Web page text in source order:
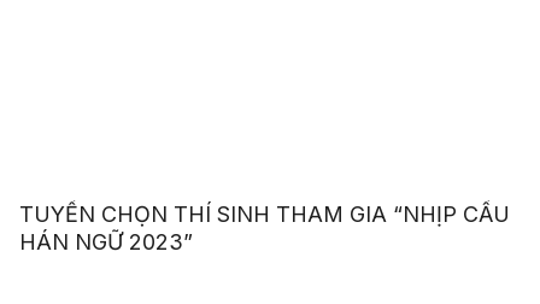
TUYỂN CHỌN THÍ SINH THAM GIA “NHỊP CẦU
HÁN NGỮ 2023”